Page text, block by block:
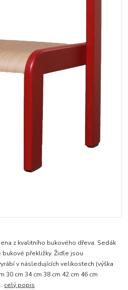
z kvalitního bukového dřeva. Sedák
bukové překližky. Židle jsou
v následujících velikostech (výška
30 cm 34 cm 38 cm 42 cm 46 cm
celý popis